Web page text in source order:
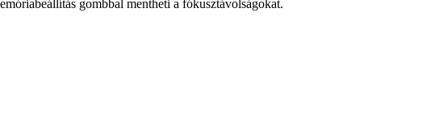
gombbal mentheti a fókusztávolságokat.